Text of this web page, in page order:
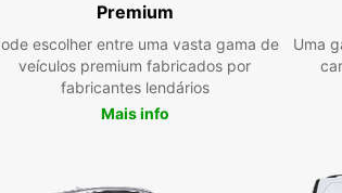
Escolha entre carros
automáticos,
seu estilo de
localizações de
cidade, o aeroporto
Beneficie de
Premium
escolher entre uma vasta gama de
veículos premium fabricados por
fabricantes lendários
Mais info
Uma